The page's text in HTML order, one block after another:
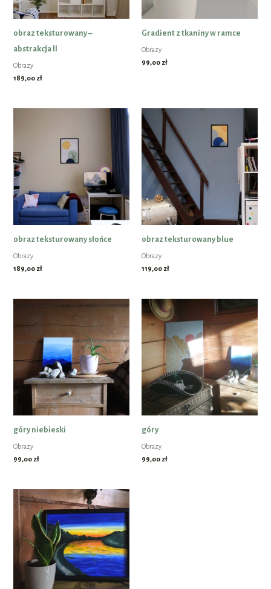
obraz teksturowany –
abstrakcja II
Obrazy
189,00 zł
Gradient z tkaniny w ramce
Obrazy
99,00 zł
obraz teksturowany słońce
Obrazy
189,00 zł
obraz teksturowany blue
Obrazy
119,00 zł
góry niebieski
Obrazy
99,00 zł
góry
Obrazy
99,00 zł